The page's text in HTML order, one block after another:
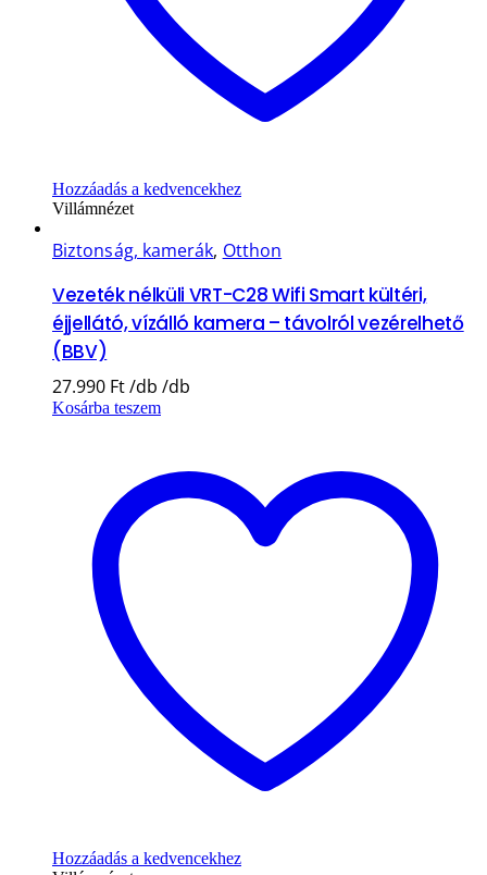
Hozzáadás a kedvencekhez
Villámnézet
Biztonság, kamerák, Otthon
Vezeték nélküli VRT-C28 Wifi Smart kültéri,
éjjellátó, vízálló kamera – távolról vezérelhető
(BBV)
27.990 Ft
Kosárba teszem
Hozzáadás a kedvencekhez